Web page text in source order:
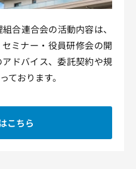
合連合会の活動内容は、
ミナー・役員研修会の開
ドバイス、委託契約や規
ております。
こちら